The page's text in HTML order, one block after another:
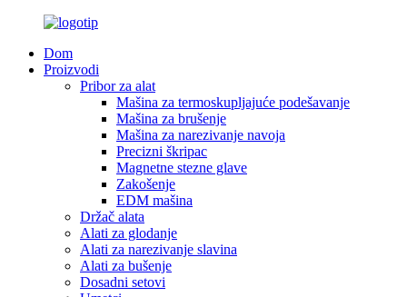
Dom
Proizvodi
Pribor za alat
Mašina za termoskupljajuće podešavanje
Mašina za brušenje
Mašina za narezivanje navoja
Precizni škripac
Magnetne stezne glave
Zakošenje
EDM mašina
Držač alata
Alati za glodanje
Alati za narezivanje slavina
Alati za bušenje
Dosadni setovi